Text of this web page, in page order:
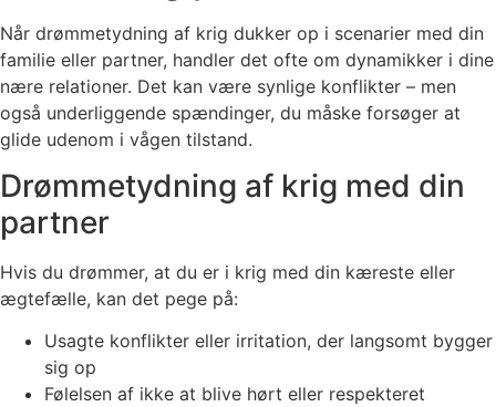
Når drømmetydning af krig dukker op i scenarier med din
familie eller partner, handler det ofte om dynamikker i dine
nære relationer. Det kan være synlige konflikter – men
også underliggende spændinger, du måske forsøger at
glide udenom i vågen tilstand.
Drømmetydning af krig med din
partner
Hvis du drømmer, at du er i krig med din kæreste eller
ægtefælle, kan det pege på:
Usagte konflikter eller irritation, der langsomt bygger
sig op
Følelsen af ikke at blive hørt eller respekteret